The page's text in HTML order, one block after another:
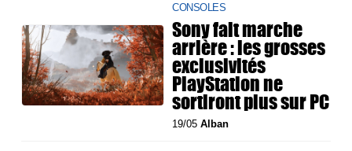
CONSOLES
Sony fait marche
arrière : les grosses
exclusivités
PlayStation ne
sortiront plus sur PC
19/05Alban